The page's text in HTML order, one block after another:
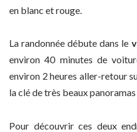
en blanc et rouge.
La randonnée débute dans le
environ 40 minutes de
environ 2 heures aller-retour
la clé de très beaux
Pour découvrir ces deux